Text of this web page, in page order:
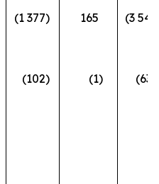
(1 377) 165 (3 546
(102) (1) (633